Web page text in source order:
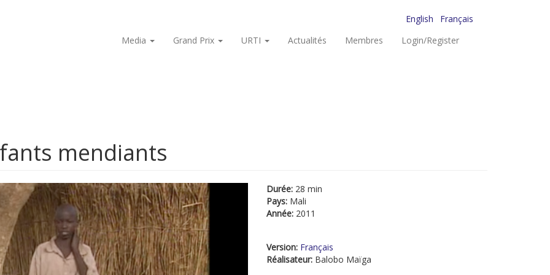
English
Français
Media
Grand Prix URTI Actualités Membres Login/Register
mendiants
Durée: 28 min
Pays: Mali
Année: 2011
Version: Français
Réalisateur: Balobo Maïga